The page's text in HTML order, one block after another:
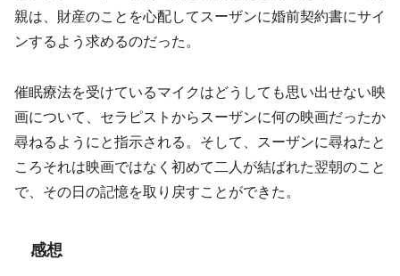
親は、財産のことを心配してスーザンに婚前契約書にサイ
ンするよう求めるのだった。
催眠療法を受けているマイクはどうしても思い出せない映
画について、セラピストからスーザンに何の映画だったか
尋ねるようにと指示される。そして、スーザンに尋ねたと
ころそれは映画ではなく初めて二人が結ばれた翌朝のこと
で、その日の記憶を取り戻すことができた。
感想